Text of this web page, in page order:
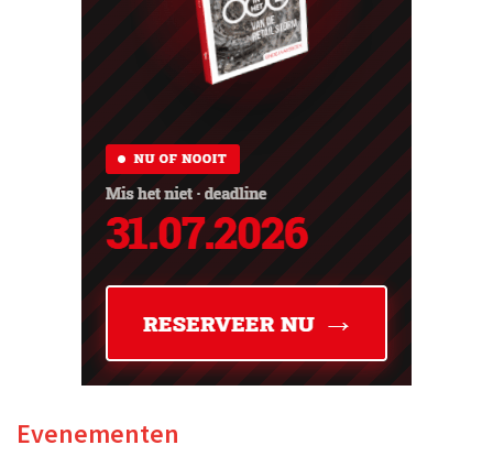
Evenementen